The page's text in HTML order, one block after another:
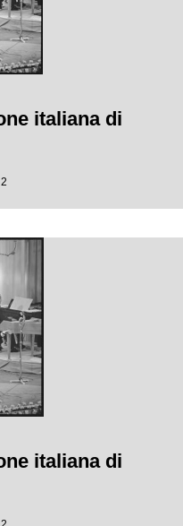
italiana di
italiana di